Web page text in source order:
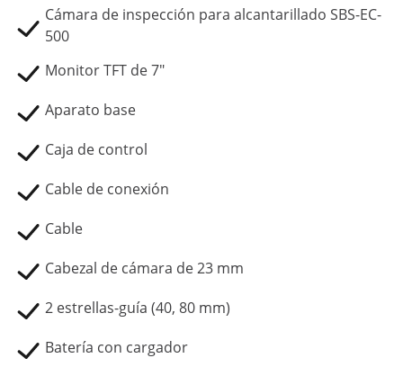
Cámara de inspección para alcantarillado SBS-EC-
500
Monitor TFT de 7"
Aparato base
Caja de control
Cable de conexión
Cable
Cabezal de cámara de 23 mm
2 estrellas-guía (40, 80 mm)
Batería con cargador